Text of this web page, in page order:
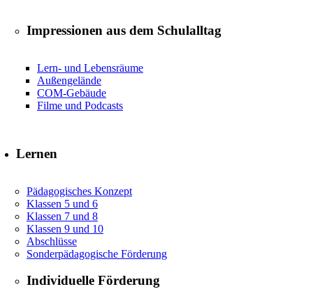
Impressionen aus dem Schulalltag
Lern- und Lebensräume
Außengelände
COM-Gebäude
Filme und Podcasts
Lernen
Pädagogisches Konzept
Klassen 5 und 6
Klassen 7 und 8
Klassen 9 und 10
Abschlüsse
Sonderpädagogische Förderung
Individuelle Förderung